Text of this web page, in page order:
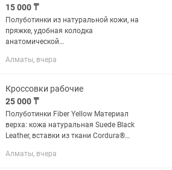
15 000 ₸
Полуботинки из натуральной кожи, на
пряжке, удобная колодка
анатомической
мягкий кант,стелька из штробельного
нетканного...
Алматы, вчера
Кроссовки рабочие
25 000 ₸
Полуботинки Fiber Yellow Материал
верха: кожа натуральная Suede Black
Leather, вставки из ткани Cordura®
воздухопроницаемостью,
Алматы, вчера